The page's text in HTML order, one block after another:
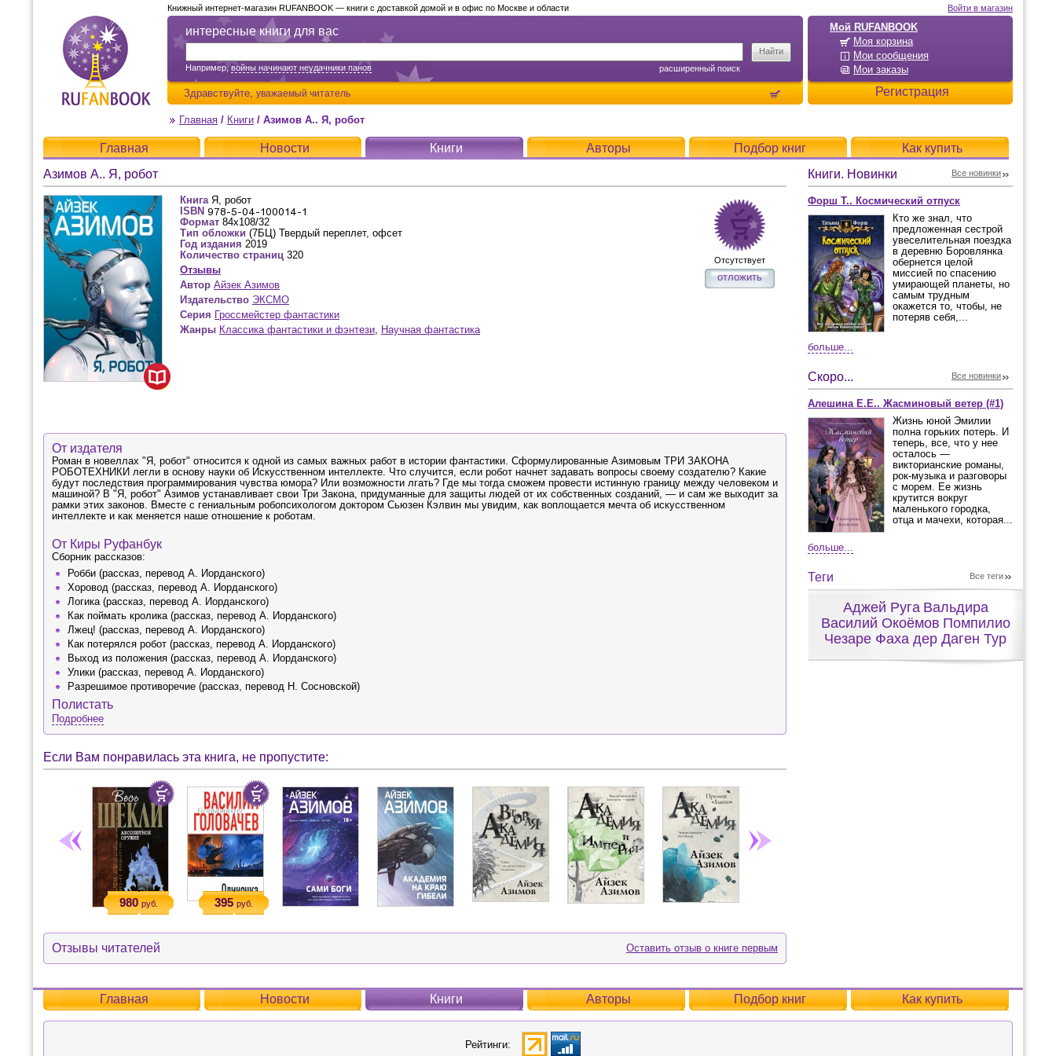
Мой RUFANBOOK
Моя корзина
Мои сообщения
Мои заказы
Регистрация
Войти в магазин
интересные книги для вас
Например,войны начинают неудачники панов расширенный поиск
Здравствуйте, уважаемый читатель
Книжный интернет-магазин RUFANBOOK — книги с доставкой домой и в офис по Москве и области
Главная / Книги / Азимов А.. Я, робот
Главная Новости Книги Авторы Подбор книг
Как купить
Азимов А.. Я, робот
Книга Я, робот
ISBN
Формат 84x108/32
Тип обложки (7БЦ) Твердый переплет, офсет
Год издания 2019
Количество страниц 320
Отзывы
Автор Айзек Азимов
Издательство ЭКСМО
Серия Гроссмейстер фантастики
Жанры Классика фантастики и фэнтези, Научная фантастика
Отсутствует
отложить
От издателя
Роман в новеллах "Я, робот" относится к одной из самых важных работ в истории фантастики. Сформулированные Азимовым ТРИ ЗАКОНА
РОБОТЕХНИКИ легли в основу науки об Искусственном интеллекте. Что случится, если робот начнет задавать вопросы своему создателю? Какие
будут последствия программирования чувства юмора? Или возможности лгать? Где мы тогда сможем провести истинную границу между человеком и
машиной? В "Я, робот" Азимов устанавливает свои Три Закона, придуманные для защиты людей от их собственных созданий, — и сам же выходит за
рамки этих законов. Вместе с гениальным робопсихологом доктором Сьюзен Кэлвин мы увидим, как воплощается мечта об искусственном
интеллекте и как меняется наше отношение к роботам.
От Киры Руфанбук
Сборник рассказов:
Робби (рассказ, перевод А. Иорданского)
Хоровод (рассказ, перевод А. Иорданского)
Логика (рассказ, перевод А. Иорданского)
Как поймать кролика (рассказ, перевод А. Иорданского)
Лжец! (рассказ, перевод А. Иорданского)
Как потерялся робот (рассказ, перевод А. Иорданского)
Выход из положения (рассказ, перевод А. Иорданского)
Улики (рассказ, перевод А. Иорданского)
Разрешимое противоречие (рассказ, перевод Н. Сосновской)
Полистать
Подробнее
Если Вам понравилась эта книга, не пропустите:
980 руб. 395 руб.
Отзывы читателей Оставить отзыв о книге первым
Книги. Новинки Все новинки
Форш Т.. Космический отпуск
Кто же знал, что
предложенная сестрой
увеселительная поездка
в деревню Боровлянка
обернется целой
миссией по спасению
умирающей планеты, но
самым трудным
окажется то, чтобы, не
потеряв себя,...
больше...
Скоро... Все новинки
Алешина Е.Е.. Жасминовый ветер (#1)
Жизнь юной Эмилии
полна горьких потерь. И
теперь, все, что у нее
осталось —
викторианские романы,
рок-музыка и разговоры
с морем. Ее жизнь
крутится вокруг
маленького городка,
отца и мачехи, которая...
больше...
Теги Все теги
Аджей Руга Вальдира
Василий Окоёмов Помпилио
Чезаре Фаха дер Даген Тур
Главная Новости Книги Авторы Подбор книг Как купить
Рейтинги: